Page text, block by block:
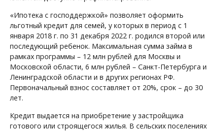
«Ипотека с господдержкой» позволяет оформить
льготный кредит для семей, у которых в период с 1
января 2018 г. по 31 декабря 2022 г. родился второй или
последующий ребенок. Максимальная сумма займа в
рамках программы – 12 млн рублей для Москвы и
Московской области, 6 млн рублей – Санкт-Петербурга и
Ленинградской области и в других регионах РФ.
Первоначальный взнос составляет от 20%, срок – до 30
лет.
Кредит выдается на приобретение у застройщика
готового или строящегося жилья. В сельских поселениях